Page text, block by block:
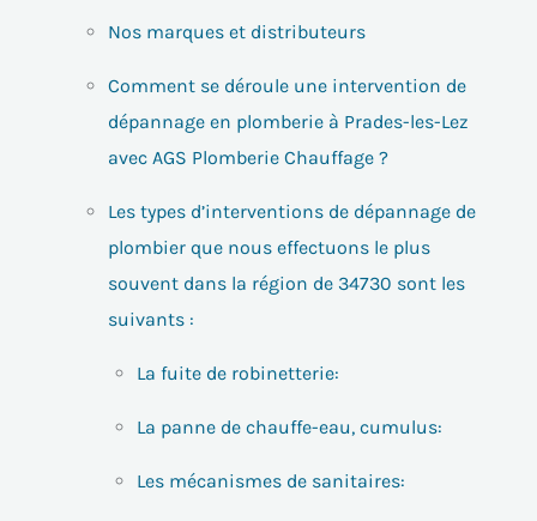
Nos marques et distributeurs
Comment se déroule une intervention de
dépannage en plomberie à Prades-les-Lez
avec AGS Plomberie Chauffage ?
Les types d’interventions de dépannage de
plombier que nous effectuons le plus
souvent dans la région de 34730 sont les
suivants :
La fuite de robinetterie:
La panne de chauffe-eau, cumulus:
Les mécanismes de sanitaires: